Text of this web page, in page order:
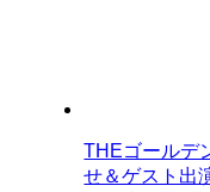
THEゴールデ
せ＆ゲスト出